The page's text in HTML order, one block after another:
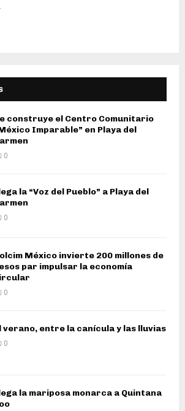
construye el Centro Comunitario
Imparable” en Playa del
0
la “Voz del Pueblo” a Playa del
0
México invierte 200 millones de
par impulsar la economía
0
verano, entre la canícula y las lluvias
0
la mariposa monarca a Quintana